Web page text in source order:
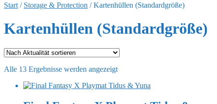
Start / Storage & Protection /Kartenhüllen (Standardgröße)
Kartenhüllen (Standardgröße)
Alle 13 Ergebnisse werden angezeigtNach
sortiert